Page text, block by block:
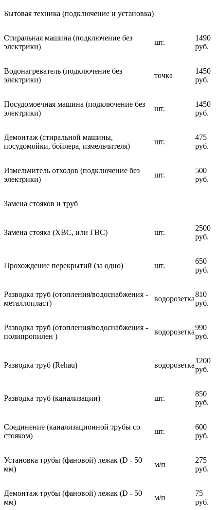
Бытовая техника (подключение и установка)
Стиральная машина (подключение без
электрики)
шт.
1490
руб.
Водонагреватель (подключение без
электрики)
точка
1450
руб.
Посудомоечная машина (подключение без
электрики)
шт.
1450
руб.
Демонтаж (стиральной машины,
посудомойки, бойлера, измельчителя)
шт.
475
руб.
Измельчитель отходов (подключение без
электрики)
шт.
500
руб.
Замена стояков и труб
Замена стояка (ХВС, или ГВС) шт.
2500
руб.
Прохождение перекрытий (за одно) шт.
650
руб.
Разводка труб (отопления/водоснабжения -
металлопласт)
водорозетка
810
руб.
Разводка труб (отопления/водоснабжения -
полипропилен )
водорозетка
990
руб.
Разводка труб (Rehau) водорозетка
1200
руб.
Разводка труб (канализации) шт.
850
руб.
Соединение (канализационной трубы со
стояком)
шт.
600
руб.
Установка трубы (фановой) лежак (D - 50
мм)
м/п
275
руб.
Демонтаж трубы (фановой) лежак (D - 50
мм)
м/п
75
руб.